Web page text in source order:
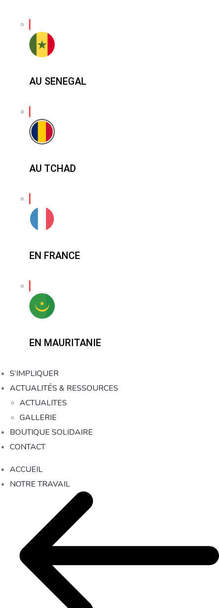
AU SENEGAL
AU TCHAD
EN FRANCE
EN MAURITANIE
S’IMPLIQUER
ACTUALITÉS & RESSOURCES
ACTUALITES
GALLERIE
BOUTIQUE SOLIDAIRE
CONTACT
ACCUEIL
NOTRE TRAVAIL